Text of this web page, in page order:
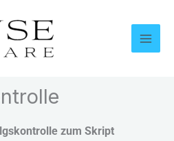
zum Skript